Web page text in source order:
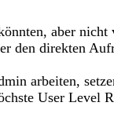
aber nicht
den direkten
arbeiten,
User Level